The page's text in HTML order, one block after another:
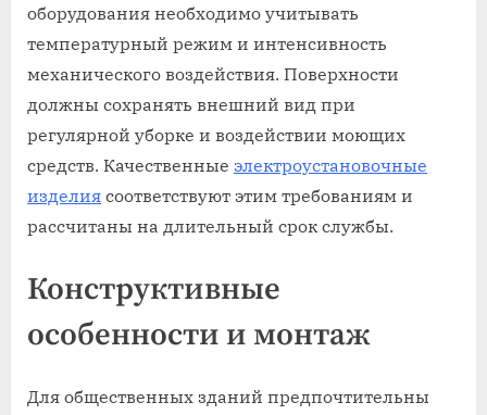
оборудования необходимо учитывать
температурный режим и интенсивность
механического воздействия. Поверхности
должны сохранять внешний вид при
регулярной уборке и воздействии моющих
средств. Качественные электроустановочные
изделия соответствуют этим требованиям и
рассчитаны на длительный срок службы.
Конструктивные
особенности и монтаж
Для общественных зданий предпочтительны